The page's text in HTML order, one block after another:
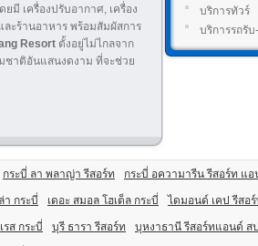
มี เครื่องปรับอากาศ, เครื่อง
ละร้านอาหาร พร้อมสัมผัสการ
Resort ตั้งอยู่ไม่ไกลจาก
ชาติอันแสนงดงาม ที่จะช่วย
บริการทัวร์
บริการรถรับ
กระบี่ ลา พลาญ่า รีสอร์ท กระบี่ อความารีน รีสอร์ท แ
กระบี่ เดอะ สมอล โฮเต็ล กระบี่ ไดมอนด์ เคป รีสอ
รส กระบี่ บุรี ธารา รีสอร์ท บุหงาธานี รีสอร์ทแอนด์ ส